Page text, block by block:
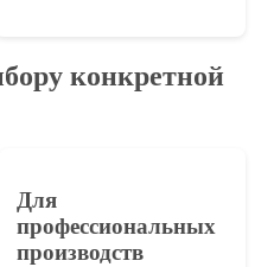
конкретной
Для
профессиональных
производств